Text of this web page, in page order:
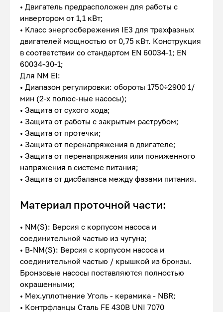
• Двигатель предрасположен для работы с
инвертором от 1,1 кВт;
• Kласс энергосбережения IE3 для трехфазных
двигателей мощностью от 0,75 кВт. Конструкция
в соответствии со стандартом EN 60034-1; EN
60034-30-1;
Для NM EI:
• Диапазон регулировки: обороты 1750÷2900 1/
мин (2-х полюс-ные насосы);
• Защита от сухого хода;
• Защита от работы с закрытым раструбом;
• Защита от протечки;
• Защита от перенапряжения в двигателе;
• Защита от перенапряжения или пониженного
напряжения в системе питания;
• Защита от дисбаланса между фазами питания.
Материал проточной части:
• NM(S): Версия с корпусом насоса и
соединительной частью из чугуна;
• B-NM(S): Версия с корпусом насоса и
соединительной частью / крышкой из бронзы.
Бронзовые насосы поставляются полностью
окрашенными;
• Мех.уплотнение Уголь - керамика - NBR;
• Контрфланцы Сталь FE 430B UNI 7070